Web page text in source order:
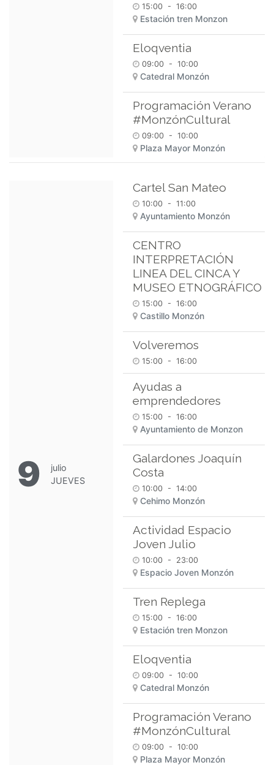
15:00 - 16:00
Estación tren Monzon
Eloqventia
09:00 - 10:00
Catedral Monzón
Programación Verano
#MonzónCultural
09:00 - 10:00
Plaza Mayor Monzón
9
julio
JUEVES
Cartel San Mateo
10:00 - 11:00
Ayuntamiento Monzón
CENTRO
INTERPRETACIÓN
LINEA DEL CINCA Y
MUSEO ETNOGRÁFICO
15:00 - 16:00
Castillo Monzón
Volveremos
15:00 - 16:00
Ayudas a
emprendedores
15:00 - 16:00
Ayuntamiento de Monzon
Galardones Joaquín
Costa
10:00 - 14:00
Cehimo Monzón
Actividad Espacio
Joven Julio
10:00 - 23:00
Espacio Joven Monzón
Tren Replega
15:00 - 16:00
Estación tren Monzon
Eloqventia
09:00 - 10:00
Catedral Monzón
Programación Verano
#MonzónCultural
09:00 - 10:00
Plaza Mayor Monzón